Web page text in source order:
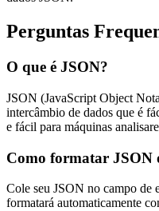
Perguntas
O que é JSON?
JSON (JavaScript Object
intercâmbio de dados que é
e fácil para máquinas
Como formatar JSON
Cole seu JSON no campo de
formatará automaticamente